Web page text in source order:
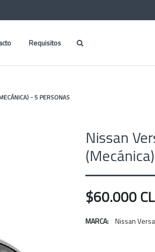
Requisitos
- 5 PERSONAS
Nissan
$60.000
MARCA: Nissan Versa